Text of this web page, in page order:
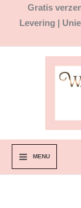
Gratis
Levering |
MENU